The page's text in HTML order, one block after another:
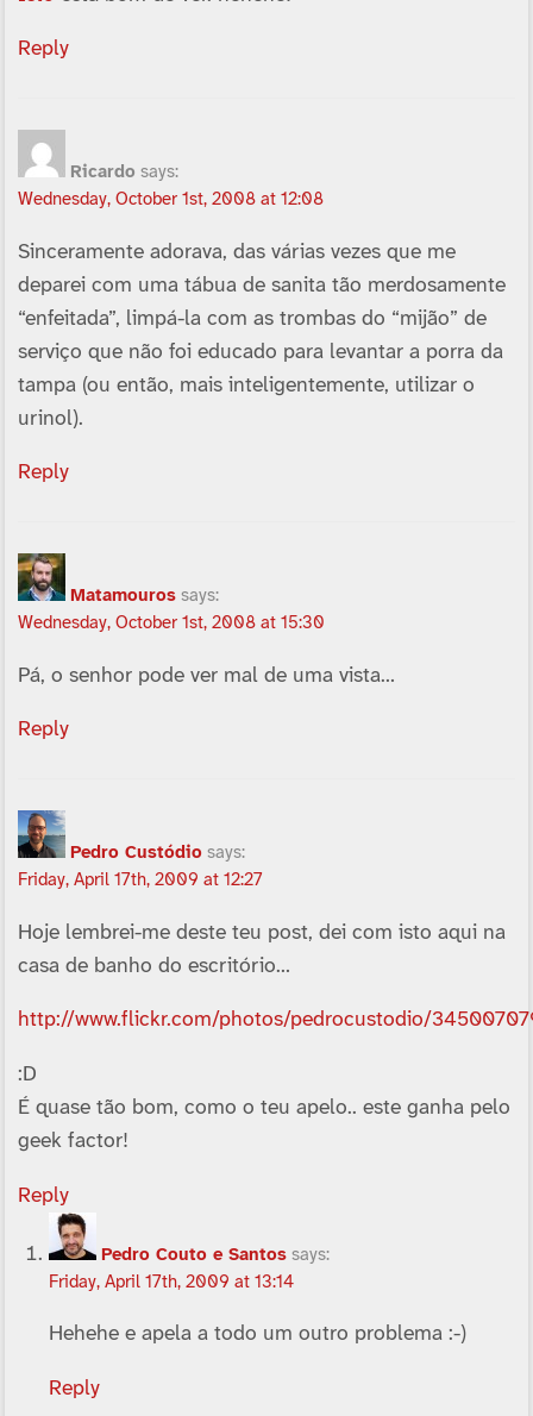
Reply
Ricardo says:
Wednesday, October 1st, 2008 at 12:08
Sinceramente adorava, das várias vezes que me
deparei com uma tábua de sanita tão merdosamente
“enfeitada”, limpá-la com as trombas do “mijão” de
serviço que não foi educado para levantar a porra da
tampa (ou então, mais inteligentemente, utilizar o
urinol).
Reply
Matamouros says:
Wednesday, October 1st, 2008 at 15:30
Pá, o senhor pode ver mal de uma vista…
Reply
Pedro Custódio says:
Friday, April 17th, 2009 at 12:27
Hoje lembrei-me deste teu post, dei com isto aqui na
casa de banho do escritório…
http://www.flickr.com/photos/pedrocustodio/
:D
É quase tão bom, como o teu apelo.. este ganha pelo
geek factor!
Reply
Pedro Couto e Santos says:
Friday, April 17th, 2009 at 13:14
Hehehe e apela a todo um outro problema :-)
Reply